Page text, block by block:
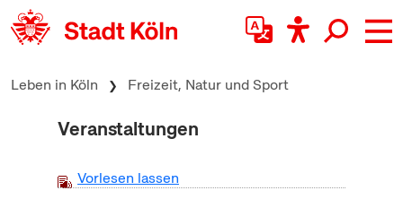
zum Inhalt springen
Leben in Köln Freizeit, Natur und Sport
Veranstaltungen
Vorlesen lassen